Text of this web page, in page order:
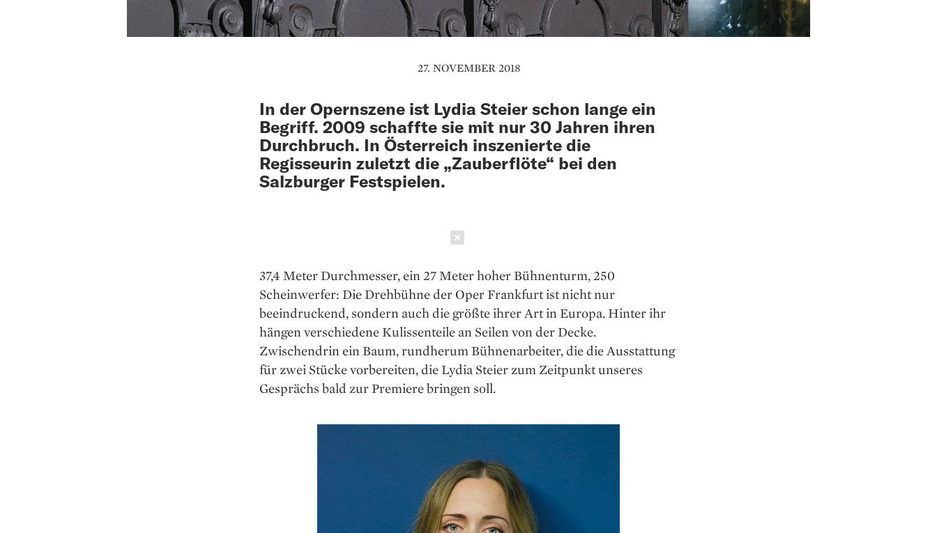
27. NOVEMBER 2018
In der Opernszene ist Lydia Steier schon lange ein
Begriff. 2009 schaffte sie mit nur 30 Jahren ihren
Durchbruch. In Österreich inszenierte die
Regisseurin zuletzt die „Zauberflöte“ bei den
Salzburger Festspielen.
37,4 Meter Durchmesser, ein 27 Meter hoher Bühnenturm, 250
Scheinwerfer: Die Drehbühne der Oper Frankfurt ist nicht nur
beeindruckend, sondern auch die größte ihrer Art in Europa. Hinter ihr
hängen verschiedene Kulissenteile an Seilen von der Decke.
Zwischendrin ein Baum, rund­herum Bühnenarbeiter, die die Ausstattung
für zwei Stücke vorbereiten, die Lydia Steier zum Zeitpunkt unseres
Gesprächs bald zur Premiere bringen soll.